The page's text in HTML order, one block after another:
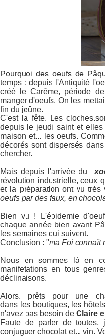
Pourquoi des oeufs de
temps : depuis l'Antiquité
créé le Carême, période
manger d'oeufs. On les
fin du jeûne.
C'est la fête. Les
depuis le jeudi saint et
maison et... les oeufs.
décorés sont dispersés
chercher.
Mais depuis l'arrivée du
révolution industrielle, ceux
et la préparation ont vu
oeufs par des faux, en
Bien vu ! L'épidemie
chaque année bien avant
les semaines qui suivent.
Conclusion : "ma Foi connaît
Nous en sommes là en
manifetations en tous
déclinaisons.
Alors, prêts pour une
dans les boutiques, les
n'avez pas besoin de Claire
Faute de parler de
conjuguer chocolat et... vin.